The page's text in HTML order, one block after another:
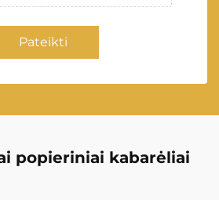
Pateikti
popieriniai kabarėliai